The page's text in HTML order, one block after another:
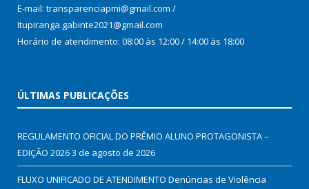
E-mail: transparenciapmi@gmail.com /
Itupiranga.gabinte2021@gmail.com
Horário de atendimento: 08:00 às 12:00 / 14:00 às 18:00
ÚLTIMAS PUBLICAÇÕES
REGULAMENTO OFICIAL DO PRÊMIO ALUNO PROTAGONISTA –
EDIÇÃO 20263 de agosto de 2026
FLUXO UNIFICADO DE ATENDIMENTO Denúncias de Violência